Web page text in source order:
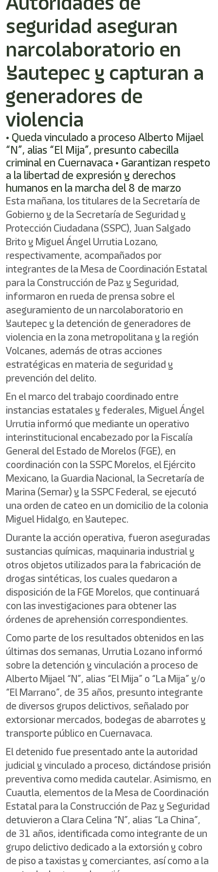
seguridad aseguran
narcolaboratorio en
Yautepec y capturan a
generadores de
violencia
• Queda vinculado a proceso Alberto Mijael
“N”, alias “El Mija”, presunto cabecilla
criminal en Cuernavaca • Garantizan respeto
a la libertad de expresión y derechos
humanos en la marcha del 8 de marzo
Esta mañana, los titulares de la Secretaría de
Gobierno y de la Secretaría de Seguridad y
Protección Ciudadana (SSPC), Juan Salgado
Brito y Miguel Ángel Urrutia Lozano,
respectivamente, acompañados por
integrantes de la Mesa de Coordinación Estatal
para la Construcción de Paz y Seguridad,
informaron en rueda de prensa sobre el
aseguramiento de un narcolaboratorio en
Yautepec y la detención de generadores de
violencia en la zona metropolitana y la región
Volcanes, además de otras acciones
estratégicas en materia de seguridad y
prevención del delito.
En el marco del trabajo coordinado entre
instancias estatales y federales, Miguel Ángel
Urrutia informó que mediante un operativo
interinstitucional encabezado por la Fiscalía
General del Estado de Morelos (FGE), en
coordinación con la SSPC Morelos, el Ejército
Mexicano, la Guardia Nacional, la Secretaría de
Marina (Semar) y la SSPC Federal, se ejecutó
una orden de cateo en un domicilio de la colonia
Miguel Hidalgo, en Yautepec.
Durante la acción operativa, fueron aseguradas
sustancias químicas, maquinaria industrial y
otros objetos utilizados para la fabricación de
drogas sintéticas, los cuales quedaron a
disposición de la FGE Morelos, que continuará
con las investigaciones para obtener las
órdenes de aprehensión correspondientes.
Como parte de los resultados obtenidos en las
últimas dos semanas, Urrutia Lozano informó
sobre la detención y vinculación a proceso de
Alberto Mijael “N”, alias “El Mija” o “La Mija” y/o
“El Marrano”, de 35 años, presunto integrante
de diversos grupos delictivos, señalado por
extorsionar mercados, bodegas de abarrotes y
transporte público en Cuernavaca.
El detenido fue presentado ante la autoridad
judicial y vinculado a proceso, dictándose prisión
preventiva como medida cautelar. Asimismo, en
Cuautla, elementos de la Mesa de Coordinación
Estatal para la Construcción de Paz y Seguridad
detuvieron a Clara Celina “N”, alias “La China”,
de 31 años, identificada como integrante de un
grupo delictivo dedicado a la extorsión y cobro
de piso a taxistas y comerciantes, así como a la